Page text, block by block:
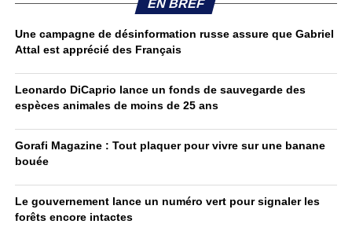
EN BREF
Une campagne de désinformation russe assure que Gabriel
Attal est apprécié des Français
Leonardo DiCaprio lance un fonds de sauvegarde des
espèces animales de moins de 25 ans
Gorafi Magazine : Tout plaquer pour vivre sur une banane
bouée
Le gouvernement lance un numéro vert pour signaler les
forêts encore intactes